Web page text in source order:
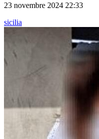
23 novembre 2024 22:33
sicilia